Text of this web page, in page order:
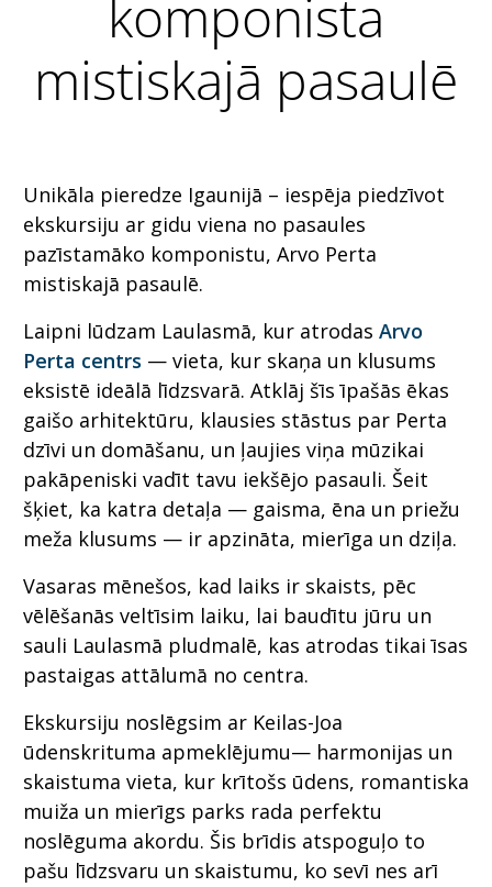
komponista
mistiskajā pasaulē
Unikāla pieredze Igaunijā – iespēja piedzīvot
ekskursiju ar gidu viena no pasaules
pazīstamāko komponistu, Arvo Perta
mistiskajā pasaulē.
Laipni lūdzam Laulasmā, kur atrodas Arvo
Perta centrs — vieta, kur skaņa un klusums
eksistē ideālā līdzsvarā. Atklāj šīs īpašās ēkas
gaišo arhitektūru, klausies stāstus par Perta
dzīvi un domāšanu, un ļaujies viņa mūzikai
pakāpeniski vadīt tavu iekšējo pasauli. Šeit
šķiet, ka katra detaļa — gaisma, ēna un priežu
meža klusums — ir apzināta, mierīga un dziļa.
Vasaras mēnešos, kad laiks ir skaists, pēc
vēlēšanās veltīsim laiku, lai baudītu jūru un
sauli Laulasmā pludmalē, kas atrodas tikai īsas
pastaigas attālumā no centra.
Ekskursiju noslēgsim ar Keilas-Joa
ūdenskrituma apmeklējumu— harmonijas un
skaistuma vieta, kur krītošs ūdens, romantiska
muiža un mierīgs parks rada perfektu
noslēguma akordu. Šis brīdis atspoguļo to
pašu līdzsvaru un skaistumu, ko sevī nes arī